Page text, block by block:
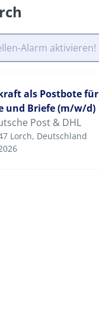
Alarm aktivieren!
als Postbote für
und Briefe (m/w/d)
Post & DHL
Lorch, Deutschland